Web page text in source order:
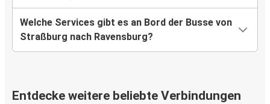
Welche Services gibt es an Bord der Busse von
Straßburg nach Ravensburg?
Entdecke weitere beliebte Verbindungen